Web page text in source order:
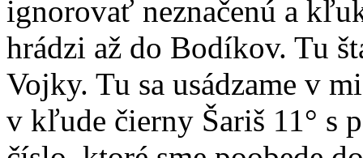
ignorovať neznačenú a
hrádzi až do Bodíkov. Tu
Vojky. Tu sa usádzame v
v kľude čierny Šariš 11° s